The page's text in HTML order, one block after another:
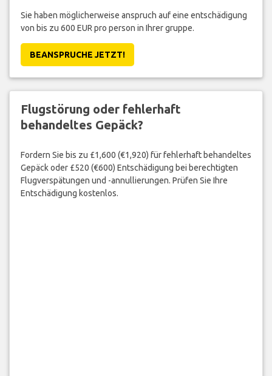
Sie haben möglicherweise anspruch auf eine entschädigung
von bis zu 600 EUR pro person in Ihrer gruppe.
BEANSPRUCHE JETZT!
Flugstörung oder fehlerhaft
behandeltes Gepäck?
Fordern Sie bis zu £1,600 (€1,920) für fehlerhaft behandeltes
Gepäck oder £520 (€600) Entschädigung bei berechtigten
Flugverspätungen und -annullierungen. Prüfen Sie Ihre
Entschädigung kostenlos.